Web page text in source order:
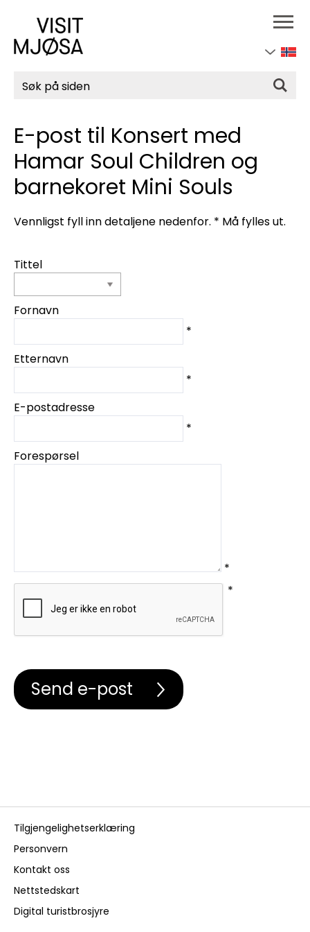
Søk
E-post til Konsert med
Hamar Soul Children og
barnekoret Mini Souls
Vennligst fyll inn detaljene nedenfor. * Må fylles ut.
Tittel
Fornavn
*
Etternavn
*
E-postadresse
*
Forespørsel
*
*
Tilgjengelighetserklæring
Personvern
Kontakt oss
Nettstedskart
Digital turistbrosjyre